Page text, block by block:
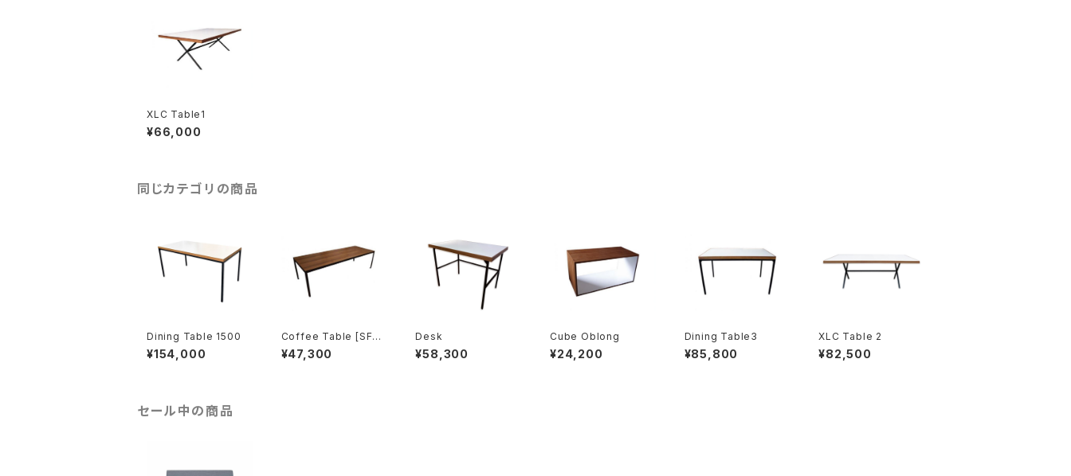
XLC Table1
¥66,000
同じカテゴリの商品
Dining Table 1500
¥154,000
Coffee Table [SF-0
6 Teak]
¥47,300
Desk
¥58,300
Cube Oblong
¥24,200
Dining Table3
¥85,800
XLC Table 2
¥82,500
セール中の商品